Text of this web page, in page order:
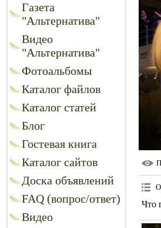
Газета
"Альтернатива"
Видео
"Альтернатива"
Фотоальбомы
Каталог файлов
Каталог статей
Блог
Гостевая книга
Каталог сайтов
Доска объявлений
FAQ (вопрос/ответ)
Видео
Что